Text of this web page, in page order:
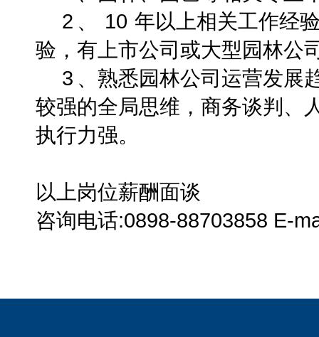
2 、 10 年以上相关工作经
验，有上市公司或大型园林公
3 、熟悉园林公司运营发展
较强的全局思维，商务谈判、
执行力强。
以上岗位薪酬面谈
咨询电话:0898-88703858 E-